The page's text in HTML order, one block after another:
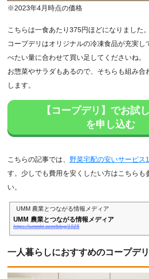
※2023年4月時点の価格
こちらは一食あたり375円ほどになりました。
コープデリはオリジナルの冷凍食品が充実し
べたい量に合わせて買い足してくださいね。
お惣菜やサラダもあるので、そちらも組み合
します。
【コープデリ】でお試
を申し込む
こちらの記事では、 野菜宅配の安いサービス
す。少しでも費用を安くしたい方はこちらも
い。
UMM 農業とつながる情報メディア
UMM 農業とつながる情報メディア
https://ummkt.com/blog/1025
一人暮らしにおすすめのコープデ